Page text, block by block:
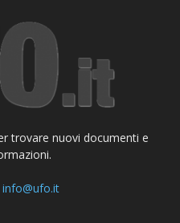
trovare nuovi documenti e
info@ufo.it